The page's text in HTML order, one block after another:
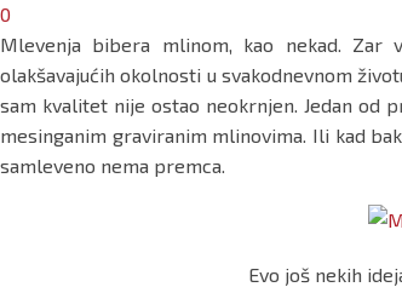
0
Mlevenja bibera mlinom, kao nekad. Zar
olakšavajućih okolnosti u svakodnevnom
sam kvalitet nije ostao neokrnjen. Jedan od
mesinganim graviranim mlinovima. Ili kad
samleveno nema premca.
Evo još nekih